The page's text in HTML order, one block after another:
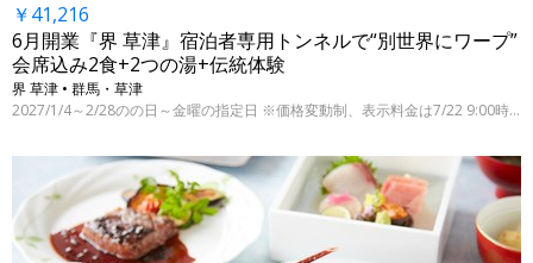
￥41,216
6月開業『界 草津』宿泊者専用トンネルで“別世界にワープ”
会席込み2食+2つの湯+伝統体験
界 草津 • 群馬・草津
2027/1/4～2/28のの日～金曜の指定日 ※価格変動制、表示料金は7/22 9:00時点